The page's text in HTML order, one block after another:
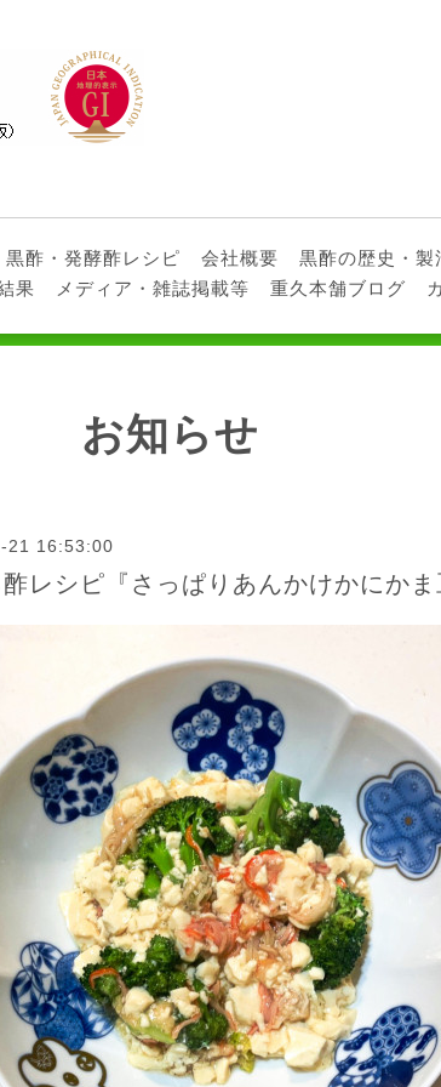
黒酢・発酵酢レシピ 会社概要
黒酢の歴史・製
果 メディア・雑誌掲載等 重久本舗ブログ
お知らせ
21 16:53:00
レシピ『さっぱりあんかけかにか